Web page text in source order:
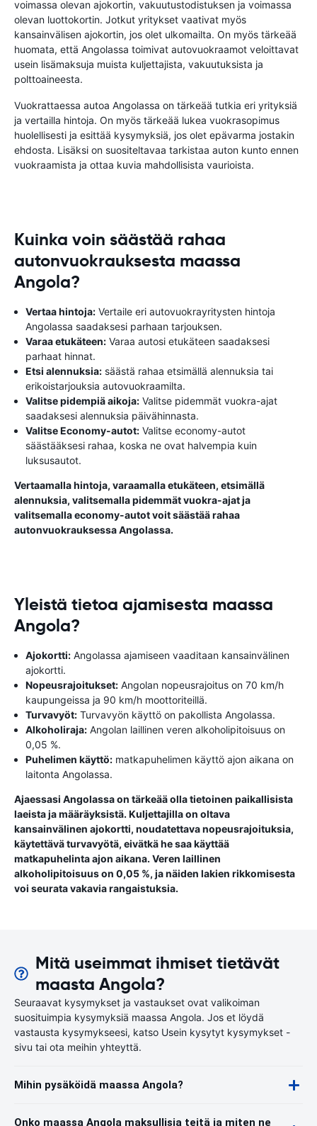
voimassa olevan ajokortin, vakuutustodistuksen ja voimassa
olevan luottokortin. Jotkut yritykset vaativat myös
kansainvälisen ajokortin, jos olet ulkomailta. On myös tärkeää
huomata, että Angolassa toimivat autovuokraamot veloittavat
usein lisämaksuja muista kuljettajista, vakuutuksista ja
polttoaineesta.
Vuokrattaessa autoa Angolassa on tärkeää tutkia eri yrityksiä
ja vertailla hintoja. On myös tärkeää lukea vuokrasopimus
huolellisesti ja esittää kysymyksiä, jos olet epävarma jostakin
ehdosta. Lisäksi on suositeltavaa tarkistaa auton kunto ennen
vuokraamista ja ottaa kuvia mahdollisista vaurioista.
Kuinka voin säästää rahaa
autonvuokrauksesta maassa
Angola?
Vertaa hintoja: Vertaile eri autovuokrayritysten hintoja
Angolassa saadaksesi parhaan tarjouksen.
Varaa etukäteen: Varaa autosi etukäteen saadaksesi
parhaat hinnat.
Etsi alennuksia: säästä rahaa etsimällä alennuksia tai
erikoistarjouksia autovuokraamilta.
Valitse pidempiä aikoja: Valitse pidemmät vuokra-ajat
saadaksesi alennuksia päivähinnasta.
Valitse Economy-autot: Valitse economy-autot
säästääksesi rahaa, koska ne ovat halvempia kuin
luksusautot.
Vertaamalla hintoja, varaamalla etukäteen, etsimällä
alennuksia, valitsemalla pidemmät vuokra-ajat ja
valitsemalla economy-autot voit säästää rahaa
autonvuokrauksessa Angolassa.
Yleistä tietoa ajamisesta maassa
Angola?
Ajokortti: Angolassa ajamiseen vaaditaan kansainvälinen
ajokortti.
Nopeusrajoitukset: Angolan nopeusrajoitus on 70 km/h
kaupungeissa ja 90 km/h moottoriteillä.
Turvavyöt: Turvavyön käyttö on pakollista Angolassa.
Alkoholiraja: Angolan laillinen veren alkoholipitoisuus on
0,05 %.
Puhelimen käyttö: matkapuhelimen käyttö ajon aikana on
laitonta Angolassa.
Ajaessasi Angolassa on tärkeää olla tietoinen paikallisista
laeista ja määräyksistä. Kuljettajilla on oltava
kansainvälinen ajokortti, noudatettava nopeusrajoituksia,
käytettävä turvavyötä, eivätkä he saa käyttää
matkapuhelinta ajon aikana. Veren laillinen
alkoholipitoisuus on 0,05 %, ja näiden lakien rikkomisesta
voi seurata vakavia rangaistuksia.
Mitä useimmat ihmiset tietävät
maasta Angola?
Seuraavat kysymykset ja vastaukset ovat valikoiman
suosituimpia kysymyksiä maassa Angola. Jos et löydä
vastausta kysymykseesi, katso Usein kysytyt kysymykset -
sivu tai ota meihin yhteyttä.
Mihin pysäköidä maassa Angola?
Onko maassa Angola maksullisia teitä ja miten ne